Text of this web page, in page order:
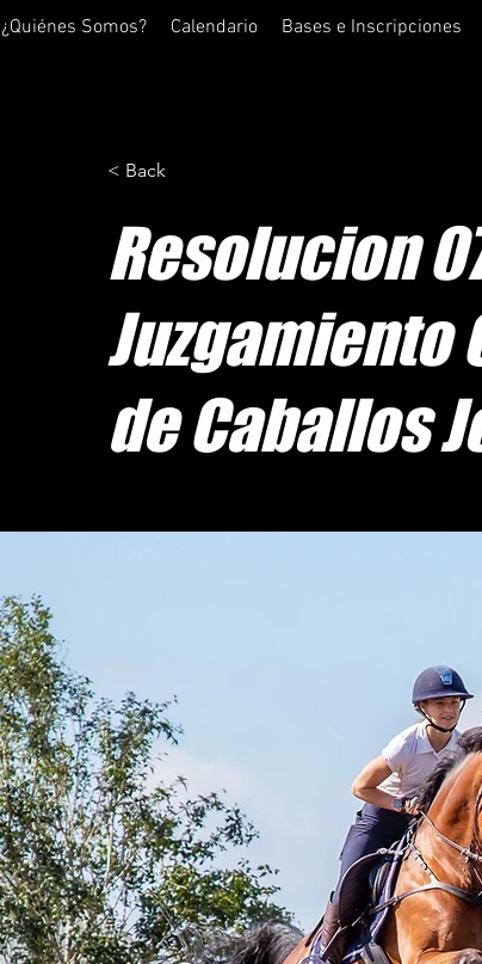
¿Quiénes Somos? Calendario Bases e Inscripciones
< Back
Resolucion
Juzgamiento
de Caballos